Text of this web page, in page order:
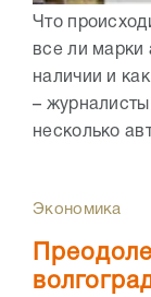
Что
все ли марки
наличии и
–
несколько
Экономика